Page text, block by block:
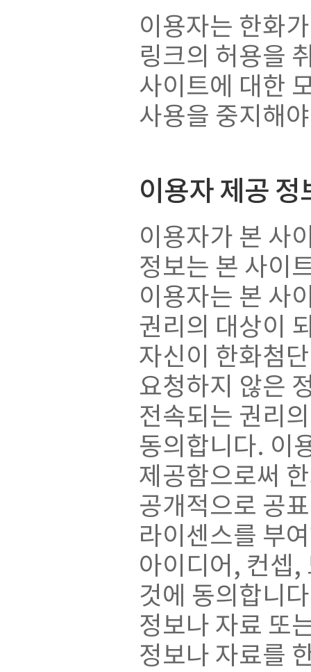
이용자는 한화
링크의 허용을
사이트에 대한
사용을 중지해
이용자 제공 정
이용자가 본 사
정보는 본 사이
이용자는 본 사
권리의 대상이
자신이 한화첨
요청하지 않은
전속되는 권리
동의합니다. 이
제공함으로써
공개적으로 공
라이센스를 부
아이디어, 컨셉,
것에 동의합니
정보나 자료 또
정보나 자료를